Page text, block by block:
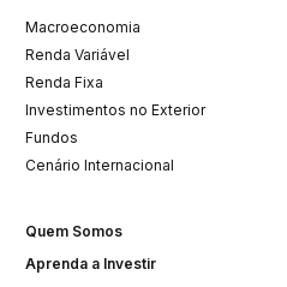
Macroeconomia
Renda Variável
Renda Fixa
Investimentos no Exterior
Fundos
Cenário Internacional
Quem Somos
Aprenda a Investir